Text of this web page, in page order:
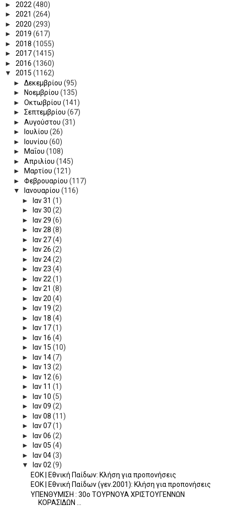
► 2022 (480)
► 2021 (264)
► 2020 (293)
► 2019 (617)
► 2018 (1055)
► 2017(1415)
► 2016 (1360)
▼ 2015 (1162)
► Δεκεμβρίου (95)
►
Νοεμβρίου (135)
► Οκτωβρίου (141)
► Σεπτεμβρίου (67)
► Αυγούστου (31)
►
Ιουλίου (26)
►
Ιουνίου (60)
►
Μαΐου (108)
► Απριλίου (145)
►
Μαρτίου (121)
► Φεβρουαρίου (117)
▼
Ιανουαρίου (116)
►
Ιαν 31 (1)
►
Ιαν 30 (2)
►
Ιαν 29 (6)
►
Ιαν 28 (8)
►
Ιαν 27(4)
►
Ιαν 26 (2)
►
Ιαν 24(2)
►
Ιαν 23 (4)
►
Ιαν 22 (1)
►
Ιαν 21 (8)
►
Ιαν 20 (4)
►
Ιαν 19 (2)
►
Ιαν 18 (4)
►
Ιαν 17(1)
►
Ιαν 16 (4)
►
Ιαν 15 (10)
►
Ιαν 14(7)
►
Ιαν 13 (2)
►
Ιαν 12 (6)
►
Ιαν 11 (1)
►
Ιαν 10 (5)
►
Ιαν 09 (2)
►
Ιαν 08 (11)
►
Ιαν 07(1)
►
Ιαν 06 (2)
►
Ιαν 05 (4)
►
Ιαν 04(3)
▼
Ιαν 02(9)
ΕΟΚ | Εθνική Παίδων: Κλήση για προπονήσεις
ΕΟΚ | Εθνική Παίδων (γεν.2001): Κλήση για προπονήσεις
ΥΠΕΝΘΥΜΙΣΗ : 30o ΤΟΥΡΝΟΥΑ ΧΡΙΣΤΟΥΓΕΝΝΩΝ
ΚΟΡΑΣΙΔΩΝ ...